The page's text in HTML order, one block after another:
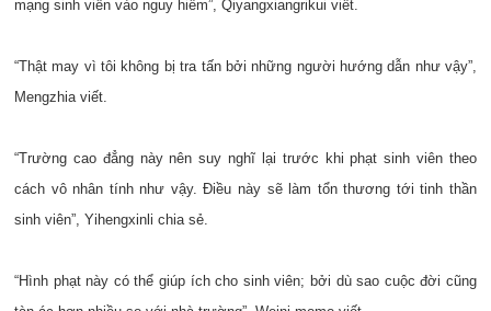
mạng sinh viên vào nguy hiểm”, Qiyangxiangrikui viết.
“Thật may vì tôi không bị tra tấn bởi những người hướng dẫn như vậy”,
Mengzhia viết.
“Trường cao đẳng này nên suy nghĩ lại trước khi phạt sinh viên theo
cách vô nhân tính như vậy. Điều này sẽ làm tổn thương tới tinh thần
sinh viên”, Yihengxinli chia sẻ.
“Hình phạt này có thể giúp ích cho sinh viên; bởi dù sao cuộc đời cũng